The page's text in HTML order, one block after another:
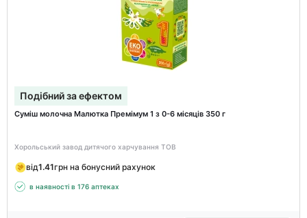
Подібний за ефектом
Суміш молочна Малютка Премімум 1 з 0-6 місяців 350 г
Хорольський завод дитячого харчування ТОВ
від1.41грн на бонусний рахунок
в наявності в 176 аптеках